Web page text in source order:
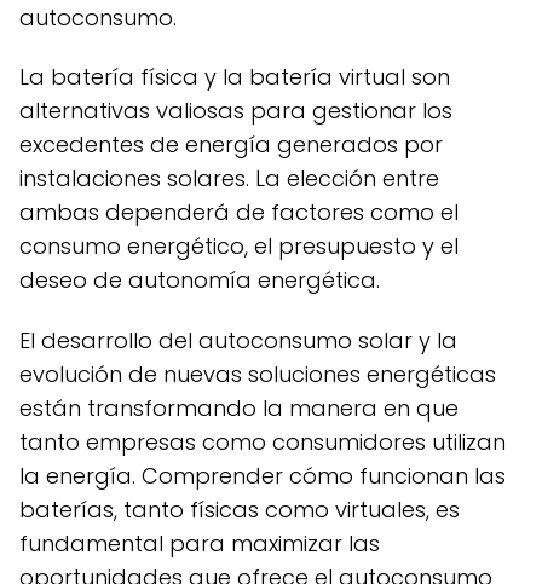
autoconsumo.
La batería física y la batería virtual son
alternativas valiosas para gestionar los
excedentes de energía generados por
instalaciones solares. La elección entre
ambas dependerá de factores como el
consumo energético, el presupuesto y el
deseo de autonomía energética.
El desarrollo del autoconsumo solar y la
evolución de nuevas soluciones energéticas
están transformando la manera en que
tanto empresas como consumidores utilizan
la energía. Comprender cómo funcionan las
baterías, tanto físicas como virtuales, es
fundamental para maximizar las
oportunidades que ofrece el autoconsumo